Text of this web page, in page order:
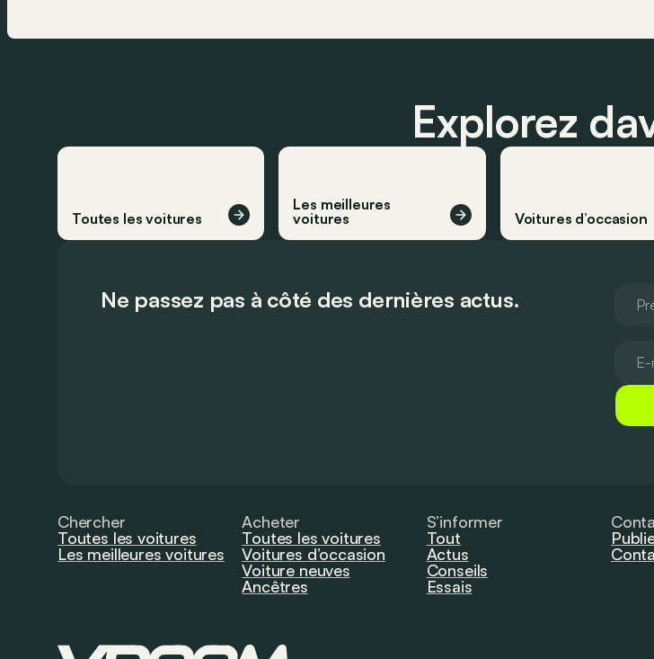
Explorez
Toutes les voitures
Les meilleures
voitures
Voitures d’occasion
Ne passez pas à côté des dernières actus.
Chercher
Toutes les voitures
Les meilleures voitures
Acheter
Toutes les voitures
Voitures d’occasion
Voiture neuves
Ancêtres
S’informer
Tout
Actus
Conseils
Essais